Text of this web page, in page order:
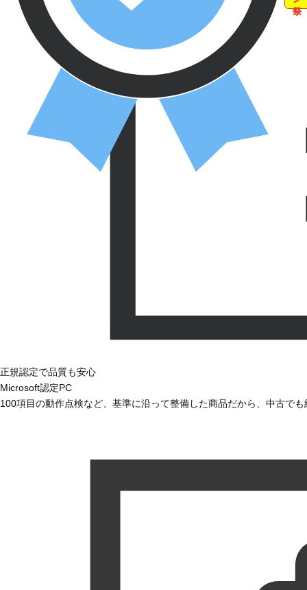
正規認定で品質も安心
Microsoft認定PC
100項目の動作点検など、基準に沿って整備した商品だから、中古で